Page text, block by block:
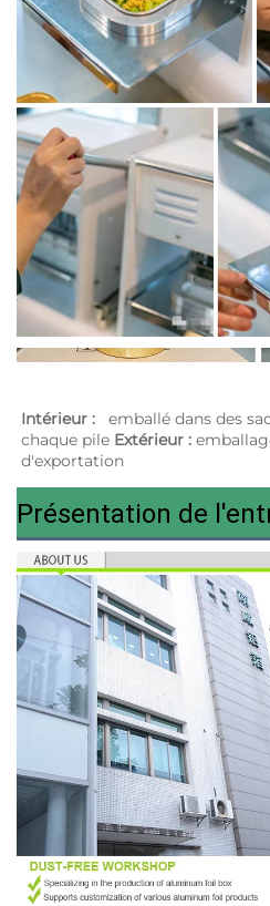
Intérieur : emballé dans des
chaque pile Extérieur :
d'exportation
Présentation de